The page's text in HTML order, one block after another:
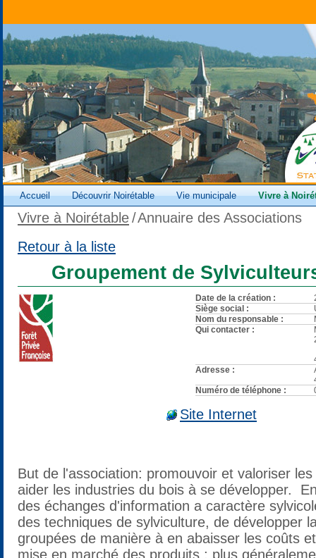
Accueil Découvrir Noirétable Vie municipale Vivre à
Vivre à Noirétable/Annuaire des Associations
Retour à la liste
Groupement de
Date de la création :
Siège social :
Nom du responsable :
Qui contacter :
Adresse :
Numéro de téléphone :
Site Internet
But de l'association: promouvoir et valoriser
aider les industries du bois à se développer.
des échanges d'information a caractère
des techniques de sylviculture, de développer
groupées de manière à en abaisser les coûts
mise en marché des produits ; plus